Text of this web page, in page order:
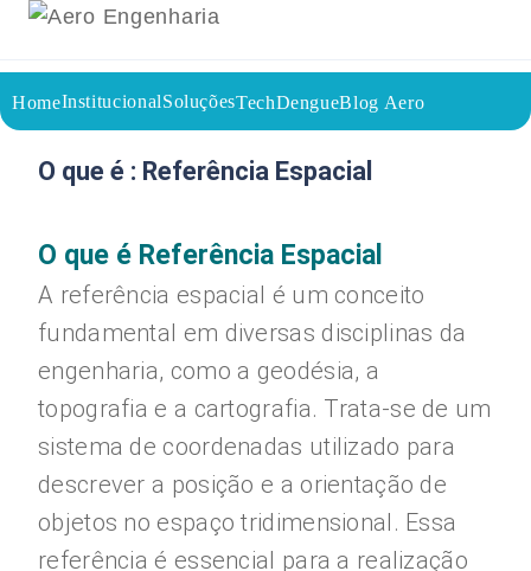
HomeInstitucionalSoluçõesTechDengueBlog Aero
15/08/2023
Voltar a página inicial do blog
O que é : Referência Espacial
O que é Referência Espacial
A referência espacial é um conceito
fundamental em diversas disciplinas da
engenharia, como a geodésia, a
topografia e a cartografia. Trata-se de um
sistema de coordenadas utilizado para
descrever a posição e a orientação de
objetos no espaço tridimensional. Essa
referência é essencial para a realização